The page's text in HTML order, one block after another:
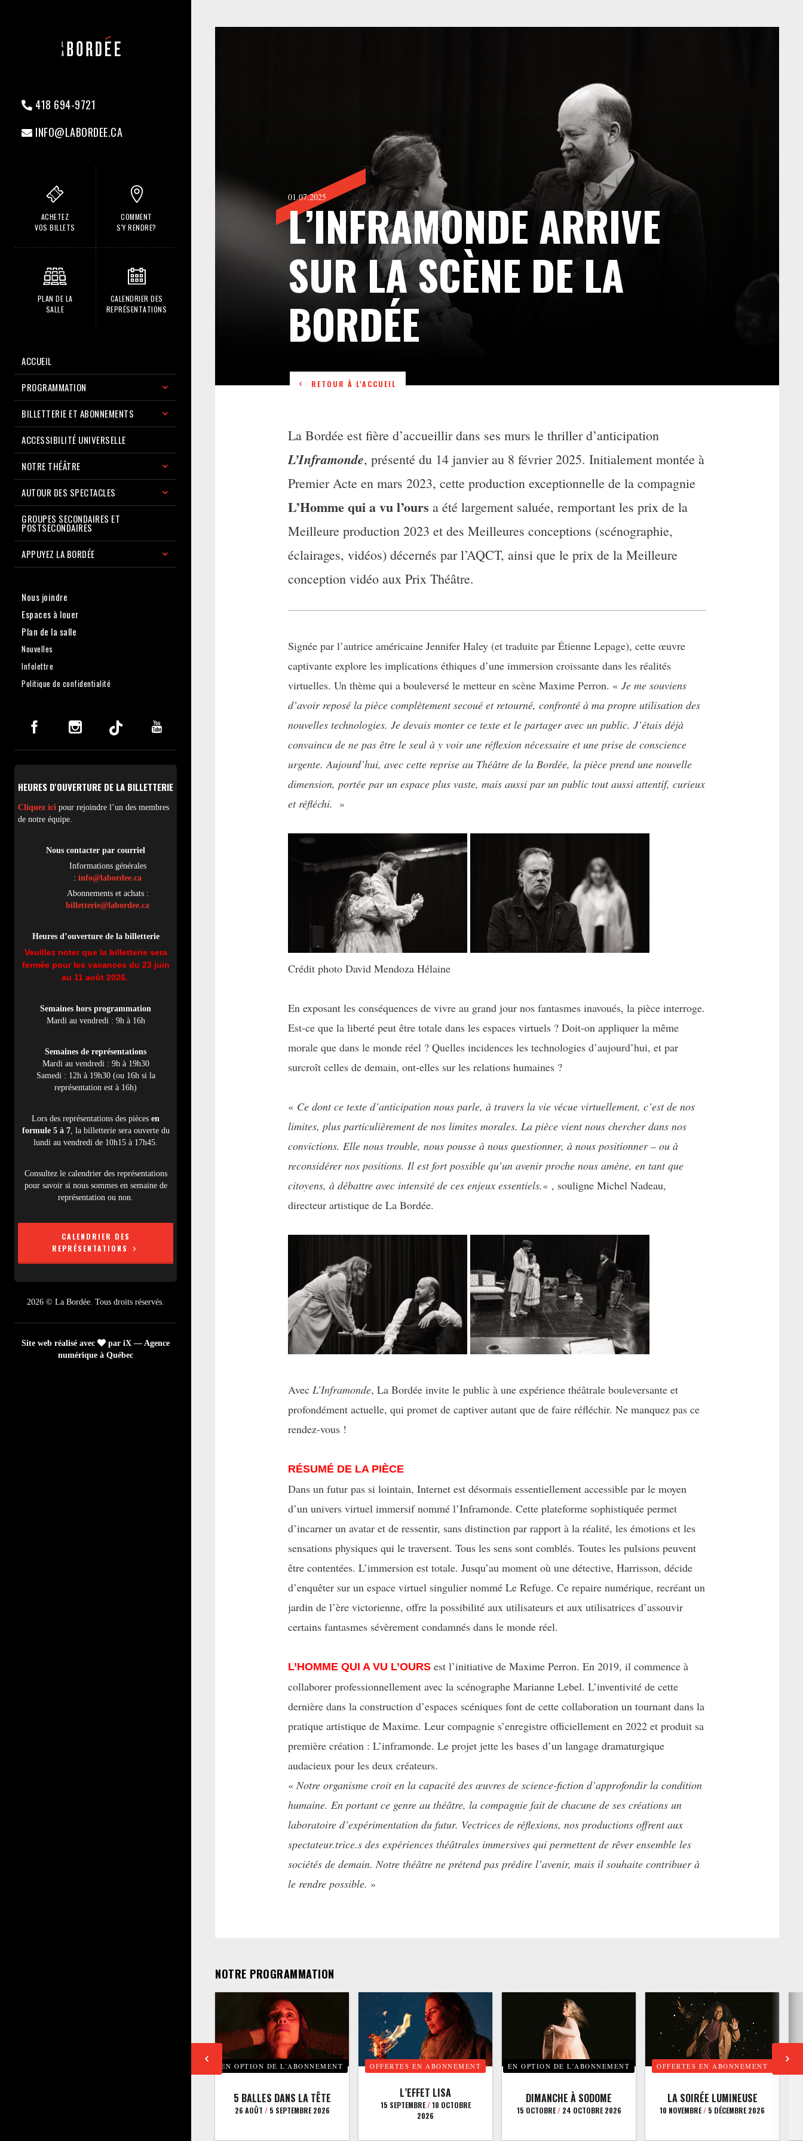
418 694-9721
INFO@LABORDEE.CA
ACHETEZ
VOS BILLETS
COMMENT
S'Y RENDRE?
PLAN DE LA
SALLE
CALENDRIER DES
REPRÉSENTATIONS
ACCUEIL
PROGRAMMATION
BILLETTERIE ET ABONNEMENTS
ACCESSIBILITÉ UNIVERSELLE
NOTRE THÉÂTRE
AUTOUR DES SPECTACLES
GROUPES SECONDAIRES ET
POSTSECONDAIRES
APPUYEZ LA BORDÉE
Nous joindre
Espaces à louer
Plan de la salle
Nouvelles
Infolettre
Politique de confidentialité
HEURES D'OUVERTURE DE LA BILLETTERIE
Cliquez ici pour rejoindre l’un des membres
de notre équipe.
Nous contacter par courriel
Informations générales
: info@labordee.ca
Abonnements et achats :
billetterie@labordee.ca
Heures d’ouverture de la billetterie
Veuillez noter que la billetterie sera
fermée pour les vacances du 23 juin
au 11 août 2026.
Semaines hors programmation
Mardi au vendredi : 9h à 16h
Semaines de représentations
Mardi au vendredi : 9h à 19h30
Samedi : 12h à 19h30 (ou 16h si la
représentation est à 16h)
Lors des représentations des pièces en
formule 5 à 7, la billetterie sera ouverte du
lundi au vendredi de 10h15 à 17h45.
Consultez le calendrier des représentations
pour savoir si nous sommes en semaine de
représentation ou non.
CALENDRIER DES
REPRÉSENTATIONS
2026 © La Bordée. Tous droits réservés.
Site web réalisé avec
par iX — Agence
numérique à Québec
RETOUR À L'ACCUEIL
01.07.2025
L’INFRAMONDE ARRIVE
SUR LA SCÈNE DE LA
BORDÉE
La Bordée est fière d’accueillir dans ses murs le thriller d’anticipation
L’Inframonde, présenté du 14 janvier au 8 février 2025. Initialement montée à
Premier Acte en mars 2023, cette production exceptionnelle de la compagnie
L’Homme qui a vu l’ours a été largement saluée, remportant les prix de la
Meilleure production 2023 et des Meilleures conceptions (scénographie,
éclairages, vidéos) décernés par l’AQCT, ainsi que le prix de la Meilleure
conception vidéo aux Prix Théâtre.
Signée par l’autrice américaine Jennifer Haley (et traduite par Étienne Lepage), cette œuvre
captivante explore les implications éthiques d’une immersion croissante dans les réalités
virtuelles. Un thème qui a bouleversé le metteur en scène Maxime Perron. « Je me souviens
d’avoir reposé la pièce complètement secoué et retourné, confronté à ma propre utilisation des
nouvelles technologies. Je devais monter ce texte et le partager avec un public. J’étais déjà
convaincu de ne pas être le seul à y voir une réflexion nécessaire et une prise de conscience
urgente. Aujourd’hui, avec cette reprise au Théâtre de la Bordée, la pièce prend une nouvelle
dimension, portée par un espace plus vaste, mais aussi par un public tout aussi attentif, curieux
et réfléchi. »
Crédit photo David Mendoza Hélaine
En exposant les conséquences de vivre au grand jour nos fantasmes inavoués, la pièce interroge.
Est-ce que la liberté peut être totale dans les espaces virtuels ? Doit-on appliquer la même
morale que dans le monde réel ? Quelles incidences les technologies d’aujourd’hui, et par
surcroît celles de demain, ont-elles sur les relations humaines ?
« Ce dont ce texte d’anticipation nous parle, à travers la vie vécue virtuellement, c’est de nos
limites, plus particulièrement de nos limites morales. La pièce vient nous chercher dans nos
convictions. Elle nous trouble, nous pousse à nous questionner, à nous positionner – ou à
reconsidérer nos positions. Il est fort possible qu’un avenir proche nous amène, en tant que
citoyens, à débattre avec intensité de ces enjeux essentiels.« , souligne Michel Nadeau,
directeur artistique de La Bordée.
Avec L’Inframonde, La Bordée invite le public à une expérience théâtrale bouleversante et
profondément actuelle, qui promet de captiver autant que de faire réfléchir. Ne manquez pas ce
rendez-vous !
RÉSUMÉ DE LA PIÈCE
Dans un futur pas si lointain, Internet est désormais essentiellement accessible par le moyen
d’un univers virtuel immersif nommé l’Inframonde. Cette plateforme sophistiquée permet
d’incarner un avatar et de ressentir, sans distinction par rapport à la réalité, les émotions et les
sensations physiques qui le traversent. Tous les sens sont comblés. Toutes les pulsions peuvent
être contentées. L’immersion est totale. Jusqu’au moment où une détective, Harrisson, décide
d’enquêter sur un espace virtuel singulier nommé Le Refuge. Ce repaire numérique, recréant un
jardin de l’ère victorienne, offre la possibilité aux utilisateurs et aux utilisatrices d’assouvir
certains fantasmes sévèrement condamnés dans le monde réel.
L’HOMME QUI A VU L’OURS est l’initiative de Maxime Perron. En 2019, il commence à
collaborer professionnellement avec la scénographe Marianne Lebel. L’inventivité de cette
dernière dans la construction d’espaces scéniques font de cette collaboration un tournant dans la
pratique artistique de Maxime. Leur compagnie s’enregistre officiellement en 2022 et produit sa
première création : L’inframonde. Le projet jette les bases d’un langage dramaturgique
audacieux pour les deux créateurs.
«Notre organisme croit en la capacité des œuvres de science-fiction d’approfondir la condition
humaine. En portant ce genre au théâtre, la compagnie fait de chacune de ses créations un
laboratoire d’expérimentation du futur. Vectrices de réflexions, nos productions offrent aux
spectateur.trice.s des expériences théâtrales immersives qui permettent de rêver ensemble les
sociétés de demain. Notre théâtre ne prétend pas prédire l’avenir, mais il souhaite contribuer à
le rendre possible. »
NOTRE PROGRAMMATION
EN OPTION DE L’ABONNEMENT
5 BALLES DANS LA TÊTE
26 AOÛT /5 SEPTEMBRE 2026
OFFERTES EN ABONNEMENT
L’EFFET LISA
15 SEPTEMBRE/10 OCTOBRE
2026
EN OPTION DE L’ABONNEMENT
DIMANCHE À SODOME
15 OCTOBRE/24 OCTOBRE 2026
OFFERTES EN ABONNEMENT
LA SOIRÉE LUMINEUSE
10 NOVEMBRE/ 5 DÉCEMBRE 2026